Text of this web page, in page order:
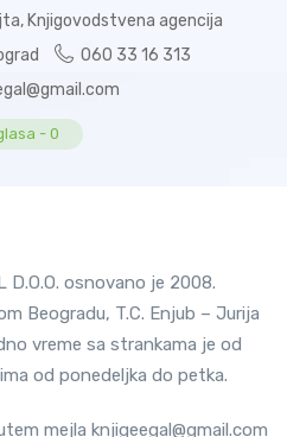
, Knjigovodstvena agencija
060 33 16 313
- 0
D.O.O. osnovano je 2008.
Beogradu, T.C. Enjub – Jurija
vreme sa strankama je od
od ponedeljka do petka.
mejla knjigeegal@gmail.com